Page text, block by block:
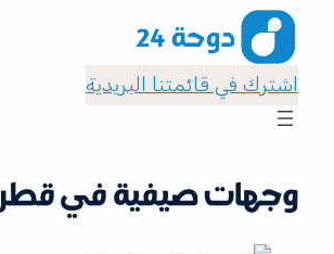
اشترك في قائمتنا البريدية
وجهات صيفية في قطر